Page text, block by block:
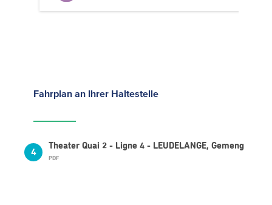
Fahrplan an Ihrer Haltestelle
4
Theater Quai 2 - Ligne 4 - LEUDELANGE, Gemeng
PDF